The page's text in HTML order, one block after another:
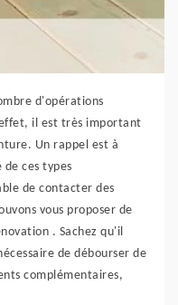
d'opérations
il est très important
Un rappel est à
ces types
de contacter des
vous proposer de
. Sachez qu'il
de débourser de
complémentaires,